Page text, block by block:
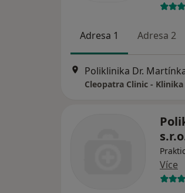
Adresa 1 Adresa 2
Více